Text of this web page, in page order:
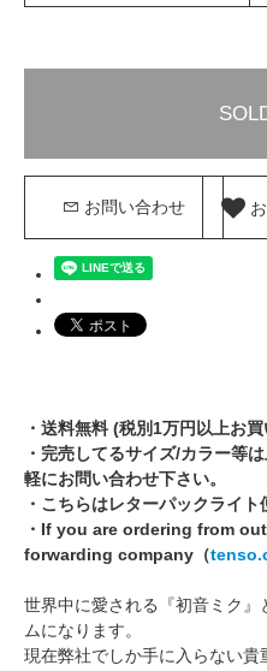
お問い合わせ
・送料無料 (税別1万円以上お
・完売してるサイズ/カラー等
軽にお問い合わせ下さい。
・こちらはレターパックライト
・If you are ordering from
forwarding company（
世界中に愛される『初音ミク
ムになります。
現在弊社でしか手に入らない貴